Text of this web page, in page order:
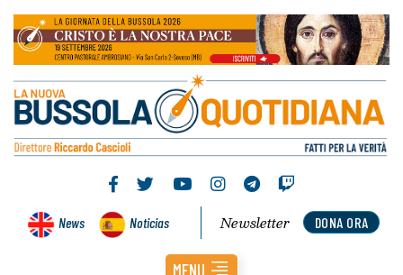
News Noticias DONA ORA
Newsletter
MENU